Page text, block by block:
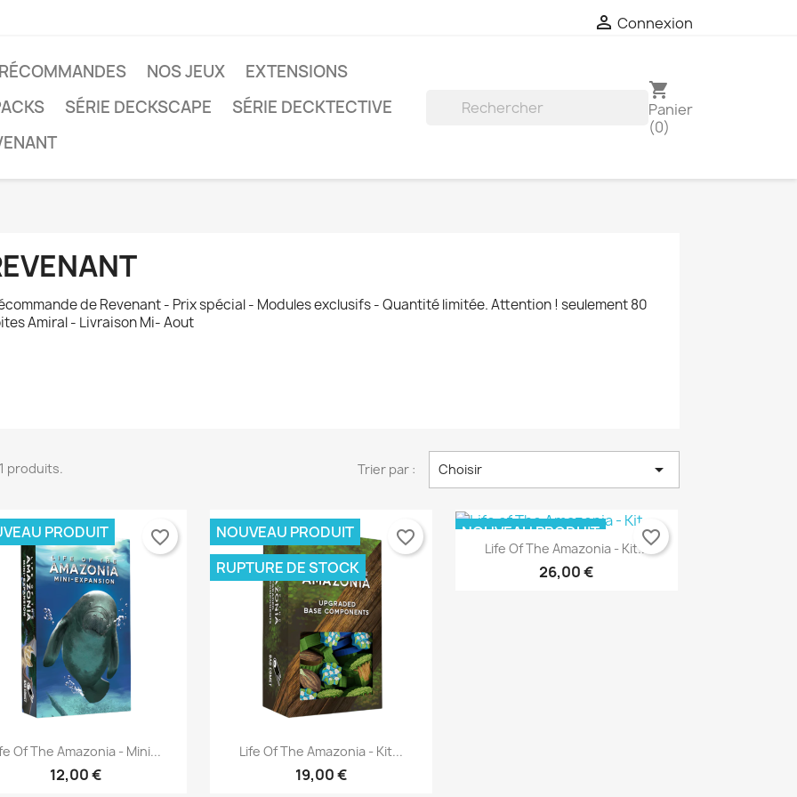
 Connexion
NOS JEUX
EXTENSIONS
SÉRIE DECKSCAPE
SÉRIE DECKTECTIVE

shopping_cart
Panier
(0)
de Revenant - Prix spécial - Modules exclusifs - Quantité limitée. Attention ! seulement 80
Amiral - Livraison Mi- Aout
produits. Trier par : Choisir 
Of The Amazonia - Mini...
12,00 €
PRODUIT
Aperçu rapide
favorite_border
Life Of The Amazonia - Kit...
19,00 €
NOUVEAU PRODUIT
RUPTURE DE STOCK
Aperçu rapide
favorite_border
Life Of The Amazonia - Kit...
26,00 €
NOUVEAU PRODUIT
RUPTURE DE STOCK
favorite_border